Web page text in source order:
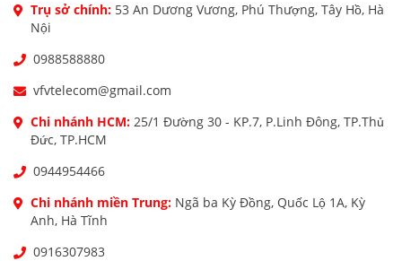
Trụ sở chính: 53 An Dương Vương, Phú Thượng, Tây Hồ, Hà
Nội
0988588880
vfvtelecom@gmail.com
Chi nhánh HCM: 25/1 Đường 30 - KP.7, P.Linh Đông, TP.Thủ
Đức, TP.HCM
0944954466
Chi nhánh miền Trung: Ngã ba Kỳ Đồng, Quốc Lộ 1A, Kỳ
Anh, Hà Tĩnh
0916307983